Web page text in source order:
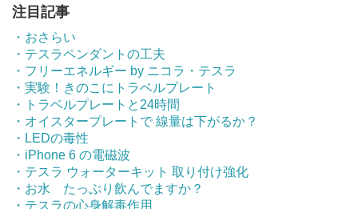
注目記事
・おさらい
・テスラペンダントの工夫
・フリーエネルギー by ニコラ・テスラ
・実験！きのこにトラベルプレート
・トラベルプレートと24時間
・オイスタープレートで 線量は下がるか？
・LEDの毒性
・iPhone 6 の電磁波
・テスラ ウォーターキット 取り付け強化
・お水 たっぷり飲んでますか？
・テスラの心身解毒作用